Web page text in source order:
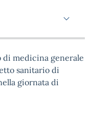
di medicina generale
sanitario di
giornata di